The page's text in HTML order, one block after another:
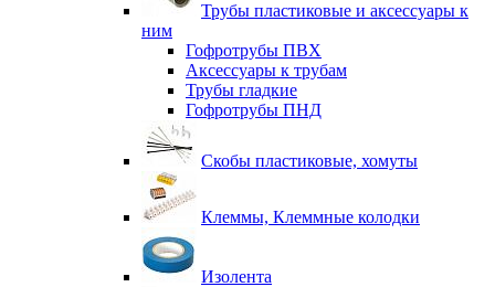
Трубы пластиковые и аксессуары к
ним
Гофротрубы ПВХ
Аксессуары к трубам
Трубы гладкие
Гофротрубы ПНД
Скобы пластиковые, хомуты
Клеммы, Клеммные колодки
Изолента